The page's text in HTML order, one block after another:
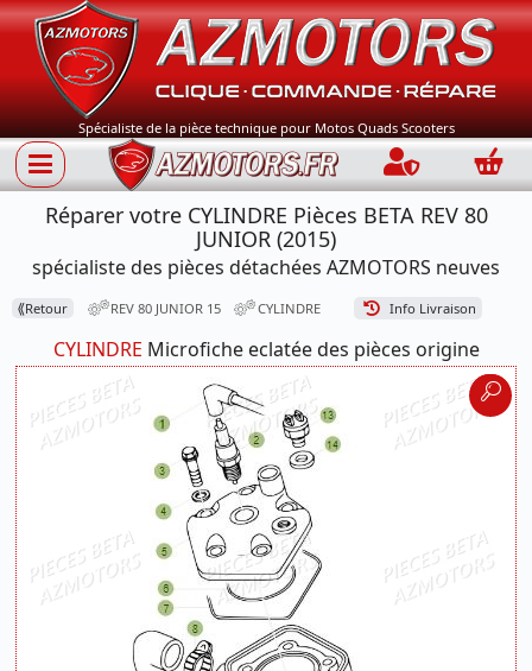
Spécialiste de la pièce technique pour Motos Quads Scooters
Connection
Réparer votre CYLINDRE Pièces BETA REV 80
JUNIOR (2015)
spécialiste des pièces détachées AZMOTORS neuves
⟪Retour REV 80 JUNIOR 15 CYLINDRE Info Livraison
CYLINDRE Microfiche eclatée des pièces origine